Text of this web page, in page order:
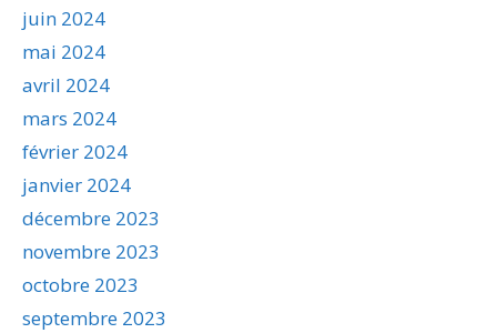
juin 2024
mai 2024
avril 2024
mars 2024
février 2024
janvier 2024
décembre 2023
novembre 2023
octobre 2023
septembre 2023